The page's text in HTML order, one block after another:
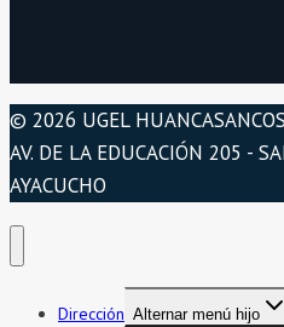
© 2026 UGEL HUANCASANCOS
AV. DE LA EDUCACIÓN 205 -
AYACUCHO
Dirección Alternar menú hijo